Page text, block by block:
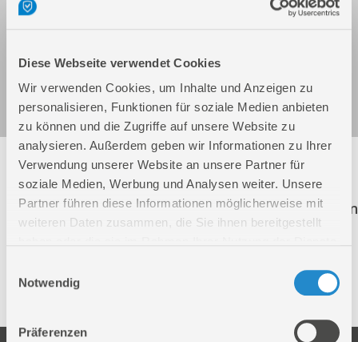
Diese Webseite verwendet Cookies
Wir verwenden Cookies, um Inhalte und Anzeigen zu
personalisieren, Funktionen für soziale Medien anbieten
zu können und die Zugriffe auf unsere Website zu
analysieren. Außerdem geben wir Informationen zu Ihrer
Verwendung unserer Website an unsere Partner für
soziale Medien, Werbung und Analysen weiter. Unsere
Partner führen diese Informationen möglicherweise mit
weiteren Daten zusammen, die Sie ihnen bereitgestellt
Notwendig
Präferenzen
Steinknacker GSK 140/420
Art.-Nr.: 55381
Folgende Artikel sind nicht mehr in unserem
Sortiment! Diese Artikel werden weiterhin zur
Ersatzteilbestellung aufgeführt. Der Klick auf einen
dieser Artikel führt Sie direkt auf die richtige
55380 STEINKNACKER GSK 110/330